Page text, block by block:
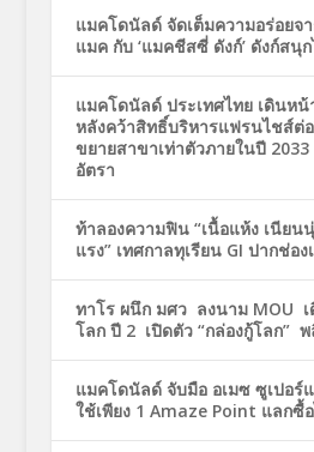
แมคโดนัลด์ จัดเต็มความอร่อยจ
แมค กับ ‘แมคชีสซี่ ดังก์’ ดังก์สนุ
แมคโดนัลด์ ประเทศไทย เดินหน้
หลังคว้าสิทธิ์บริหารแฟรนไชส์ต่
ขยายสาขาเท่าตัวภายในปี 2033
อัตรา
ท้าลองความฟิน “เนื้อแห้ง เนีย
แรง” เทศกาลทุเรียน GI ปากช่อ
ทาโร ผนึก มศว ลงนาม MOU
โลก ปี 2 เปิดตัว “กล่องกู้โลก”
แมคโดนัลด์ จับมือ อเมซ ซูเปอร์
ใช้เพียง 1 Amaze Point แลกซื้